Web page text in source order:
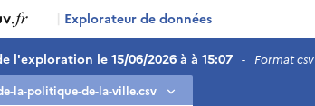
| Explorateur de données
l'exploration le 15/06/2026 à à 15:07 - Format csv